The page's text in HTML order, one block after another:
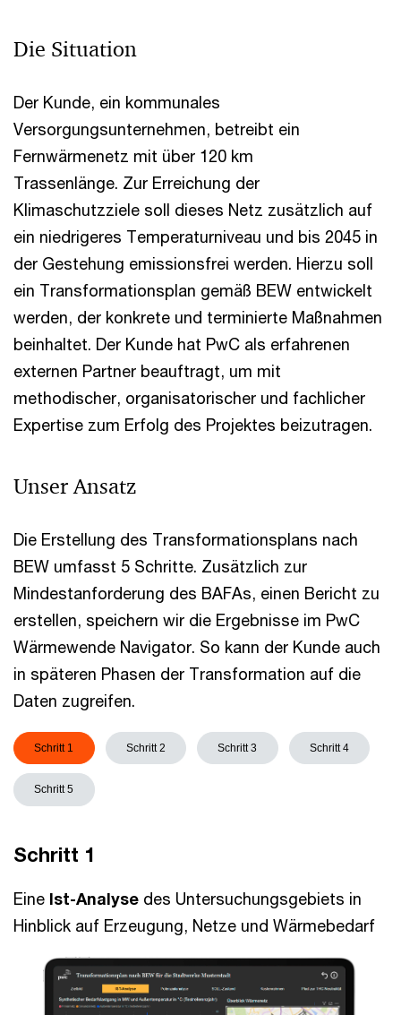
Die Situation
Der Kunde, ein kommunales
Versorgungsunternehmen, betreibt ein
Fernwärmenetz mit über 120 km
Trassenlänge. Zur Erreichung der
Klimaschutzziele soll dieses Netz zusätzlich auf
ein niedrigeres Temperaturniveau und bis 2045 in
der Gestehung emissionsfrei werden. Hierzu soll
ein Transformationsplan gemäß BEW entwickelt
werden, der konkrete und terminierte Maßnahmen
beinhaltet. Der Kunde hat PwC als erfahrenen
externen Partner beauftragt, um mit
methodischer, organisatorischer und fachlicher
Expertise zum Erfolg des Projektes beizutragen.
Unser Ansatz
Die Erstellung des Transformationsplans nach
BEW umfasst 5 Schritte. Zusätzlich zur
Mindestanforderung des BAFAs, einen Bericht zu
erstellen, speichern wir die Ergebnisse im PwC
Wärmewende Navigator. So kann der Kunde auch
in späteren Phasen der Transformation auf die
Daten zugreifen.
Schritt 1 Schritt 2 Schritt 3 Schritt 4
Schritt 5
Schritt 1
Eine Ist-Analyse des Untersuchungsgebiets in
Hinblick auf Erzeugung, Netze und Wärmebedarf